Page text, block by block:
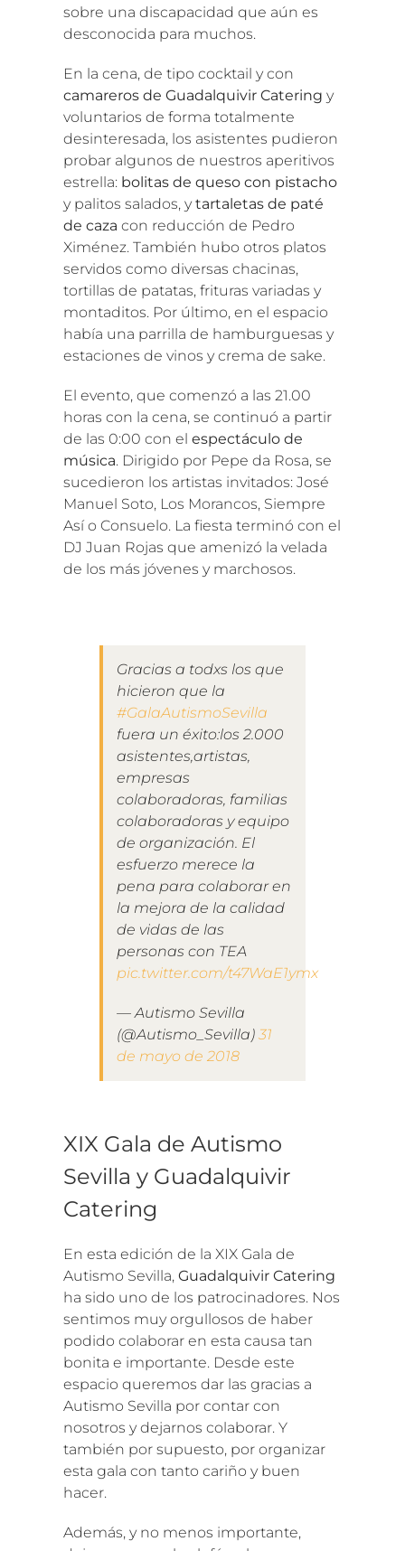
sobre una discapacidad que aún es
desconocida para muchos.
En la cena, de tipo cocktail y con
camareros de Guadalquivir Catering y
voluntarios de forma totalmente
desinteresada, los asistentes pudieron
probar algunos de nuestros aperitivos
estrella: bolitas de queso con pistacho
y palitos salados, ytartaletas de paté
de caza con reducción de Pedro
Ximénez. También hubo otros platos
servidos como diversas chacinas,
tortillas de patatas, frituras variadas y
montaditos. Por último, en el espacio
había una parrilla de hamburguesas y
estaciones de vinos y crema de sake.
El evento, que comenzó a las 21.00
horas con la cena, se continuó a partir
de las 0:00 con el espectáculo de
música. Dirigido por Pepe da Rosa, se
sucedieron los artistas invitados: José
Manuel Soto, Los Morancos, Siempre
Así o Consuelo. La fiesta terminó con el
DJ Juan Rojas que amenizó la velada
de los más jóvenes y marchosos.
Gracias a todxs los que
hicieron que la
#GalaAutismoSevilla
fuera un éxito:los 2.000
asistentes,artistas,
empresas
colaboradoras, familias
colaboradoras y equipo
de organización. El
esfuerzo merece la
pena para colaborar en
la mejora de la calidad
de vidas de las
personas con TEA
pic.twitter.com/t47WaE1ymx
— Autismo Sevilla
(@Autismo_Sevilla) 31
de mayo de 2018
XIX Gala de Autismo
Sevilla y Guadalquivir
Catering
En esta edición de la XIX Gala de
Autismo Sevilla, Guadalquivir Catering
ha sido uno de los patrocinadores. Nos
sentimos muy orgullosos de haber
podido colaborar en esta causa tan
bonita e importante. Desde este
espacio queremos dar las gracias a
Autismo Sevilla por contar con
nosotros y dejarnos colaborar. Y
también por supuesto, por organizar
esta gala con tanto cariño y buen
hacer.
Además, y no menos importante,